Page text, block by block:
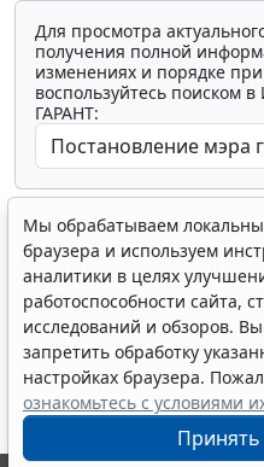
Для просмотра
получения полной
изменениях и порядке
воспользуйтесь поиском
ГАРАНТ:
Показать
Мы обрабатываем
браузера и используем
аналитики в целях
работоспособности сайта,
исследований и обзоров.
запретить обработку
настройках браузера.
ознакомьтесь с условиями
Принять